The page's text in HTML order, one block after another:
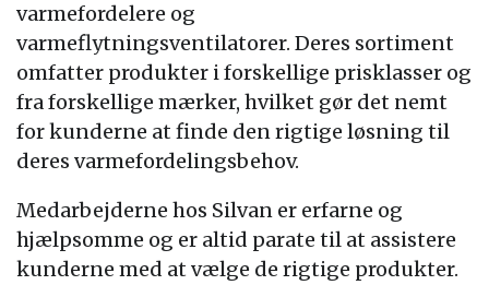
varmefordelere og
varmeflytningsventilatorer. Deres sortiment
omfatter produkter i forskellige prisklasser og
fra forskellige mærker, hvilket gør det nemt
for kunderne at finde den rigtige løsning til
deres varmefordelingsbehov.
Medarbejderne hos Silvan er erfarne og
hjælpsomme og er altid parate til at assistere
kunderne med at vælge de rigtige produkter.